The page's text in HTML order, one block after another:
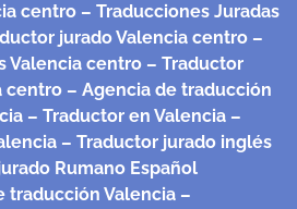
centro – Traducciones Juradas
jurado Valencia centro –
Valencia centro – Traductor
centro – Agencia de traducción
– Traductor en Valencia –
– Traductor jurado inglés
Rumano Español
traducción Valencia –